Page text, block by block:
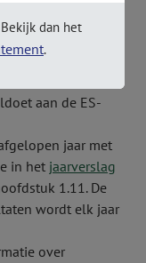
dan het
.
Aandelen­fonds:
aan de ES-
jaar met
in het jaarverslag
1.11.De
wordt elk jaar
over